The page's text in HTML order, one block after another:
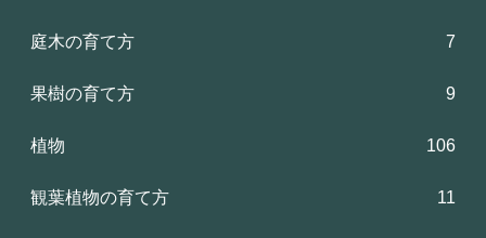
庭木の育て方 7
果樹の育て方 9
植物 106
観葉植物の育て方 11